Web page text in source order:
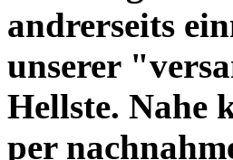
andrerseits
unserer
Hellste. Nahe
per